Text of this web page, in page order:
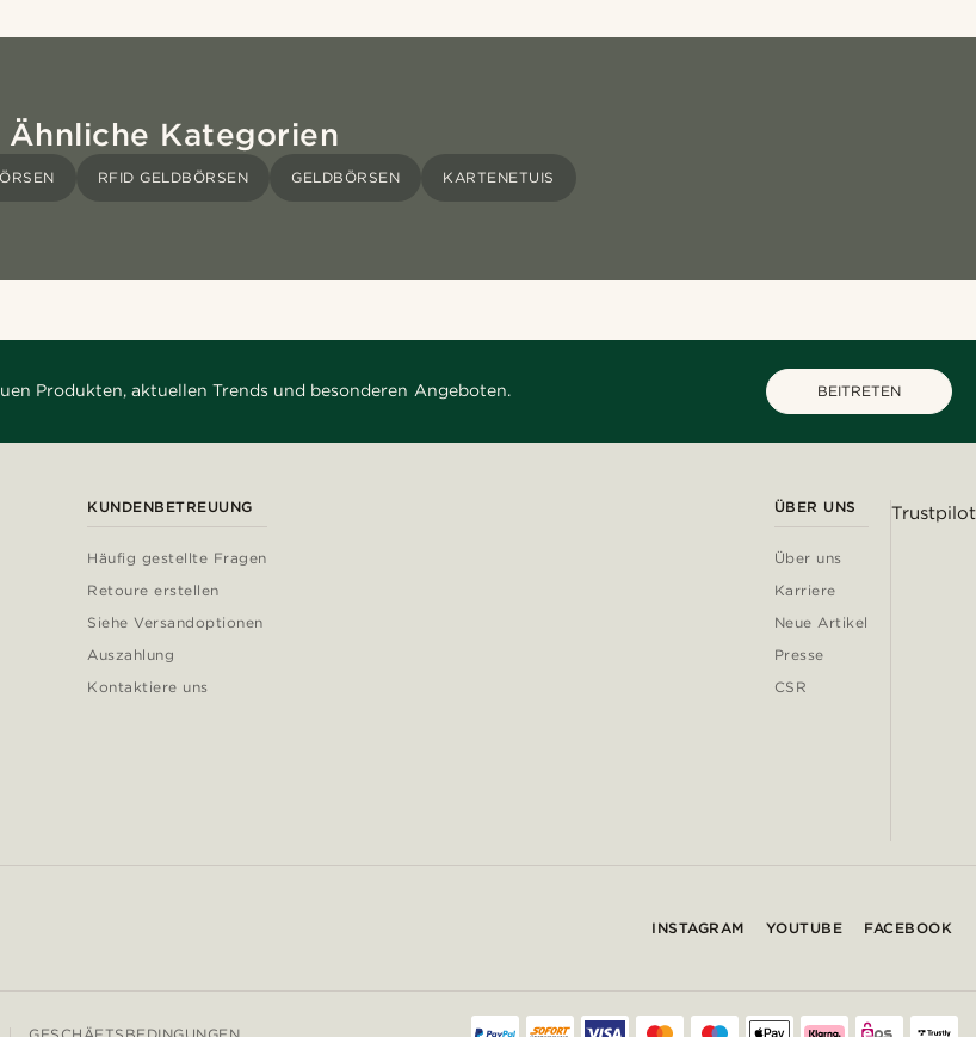
Ähnliche Kategorien
RFID GELDBÖRSEN GELDBÖRSEN KARTENETUIS
Produkten, aktuellen Trends und besonderen Angeboten. BEITRETEN
KUNDENBETREUUNG
Häufig gestellte Fragen
Retoure erstellen
Siehe Versandoptionen
Auszahlung
Kontaktiere uns
ÜBER UNS
Über uns
Karriere
Neue Artikel
Presse
CSR
Trustpilot
INSTAGRAM YOUTUBE FACEBOOK